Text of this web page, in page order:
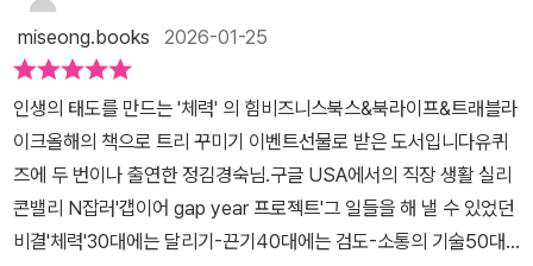
체력과 실제 체력의 갭 이 점점 커져서,지금처럼 내가 하고 싶은 것을
할 수 없게 될까 봐 겁이 난다.삶의 질을 떨어뜨리지 않고 유지하기 위
해서,필요한 체력과 실제 체력의 격차의 간극을 늦추는답은 근력운동
이다.근력운동의 원리는 근육에 일정한 무게 압력을 주고,근육 세포
에 자극을 주어 세포를 생성하게 한다.유산소 운동은 심혈관계를 좋
아지게 하고,지구력과 활동력을 높여주는 반면,근력운동은 몸을 직접
적으로 자극해 근육을 키워준다.나이가 들면 근육의 감소와 함께, 뼈
의 강도와 밀도도 감소한다.근육이 중요하고 근육을 키우는 근력운동
때부터 이미 잘 다져진 셈이다. 본문 중 저자가 했던 말인 '체력도 연
금저축처럼 미리 저축해 둬야 늙어서 후회하지 않는다'를 몸소 증명
해보인 것이다. 연금 저축하듯 꼬박꼬박 체력 저축을 시작한 그녀이
기에 '체력부자'로서 지금의 여유를 누릴 수 있게 된 것이다. 이 책
은 크게 3장과 인터뷰 모음인 부록으로 구성되어 있는데 이 중 제3장
인 '너무 바빠서 운동할 시간이 없다는 분들에게' 파트가 너무 유익했
다. 1장, 2장을 읽으면서 평범하지 않은 저자의 모습에 감탄만 하면서
러의 기본은 체력이라고 합니다.사람들이 운동에 집중해야 이유도 알
게 되었는데 의미 있었습니다.편하게 읽었던 책이었습니다.p67 내가
검도를 권하는 이유운동 종류에는 여러가지도 있지요.작가님은 검도
를 권유하는 이유에 대해 알려줍니다.검도에 대해 자세히 알 수 있어
좋았습니다.솔직담백한 이야기가 마음에 와닿았어요.체력관리의 중
요성도 알게 되었고요.p159 목표보다 중요한 건 방향성이다목표를
이루려면 어떻게 해야될까요?운동 목표를 세우려면 방향성부터 따져
봐야겠지요.작가님도 이 부분을 강조합니다.운동이 조금 어려운 사람
miseong.books 2026-01-25
인생의 태도를 만드는 '체력' 의 힘비즈니스북스&북라이프&트래블라
이크올해의 책으로 트리 꾸미기 이벤트선물로 받은 도서입니다유퀴
즈에 두 번이나 출연한 정김경숙님.구글 USA에서의 직장 생활 실리
콘밸리 N잡러'갭이어 gap year 프로젝트'그 일들을 해 낼 수 있었던
비결'체력'30대에는 달리기-끈기40대에는 검도-소통의 기술50대